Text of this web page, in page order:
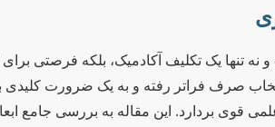
یک تکلیف آکادمیک، بلکه فرصتی
صرف فراتر رفته و به یک ضرورت کلیدی
قوی بردارد. این مقاله به بررسی جامع